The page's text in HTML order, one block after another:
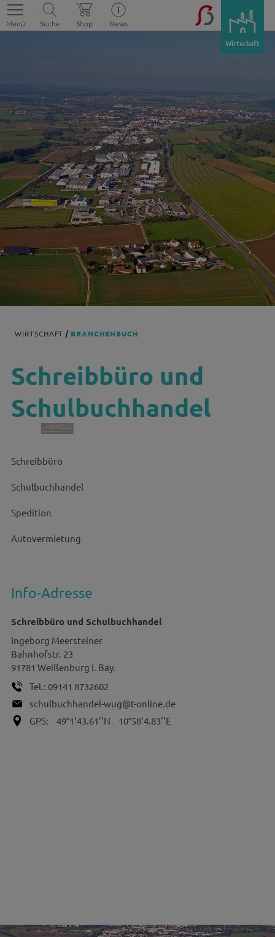
Menü Suche Shop
News
Wirtschaft
WIRTSCHAFT BRANCHENBUCH
Schreibbüro und
Schulbuchhandel
Schreibbüro
Schulbuchhandel
Spedition
Autovermietung
Info-Adresse
Schreibbüro und Schulbuchhandel
Ingeborg Meersteiner
Bahnhofstr. 23
91781 Weißenburg i. Bay.
Tel.: 09141 8732602
schulbuchhandel-wug@t-online.de
GPS:
49°1'43.61''N 10°58'4.83''E